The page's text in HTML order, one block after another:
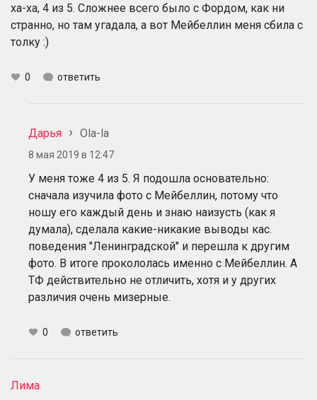
ха-ха, 4 из 5. Сложнее всего было с Фордом, как ни
странно, но там угадала, а вот Мейбеллин меня сбила с
толку :)
0 ответить
Дарья Ola-la
8 мая 2019 в 12:47
У меня тоже 4 из 5. Я подошла основательно:
сначала изучила фото с Мейбеллин, потому что
ношу его каждый день и знаю наизусть (как я
думала), сделала какие-никакие выводы кас.
поведения "Ленинградской" и перешла к другим
фото. В итоге прокололась именно с Мейбеллин. А
ТФ действительно не отличить, хотя и у других
различия очень мизерные.
0 ответить
Лима